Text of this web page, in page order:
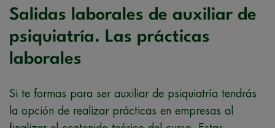
Salidas laborales de auxiliar de
psiquiatría. Las prácticas
laborales
Si te formas para ser auxiliar de psiquiatría tendrás
la opción de realizar prácticas en empresas al